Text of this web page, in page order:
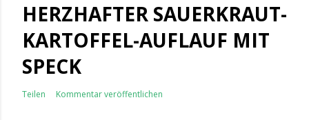
HERZHAFTER SAUERKRAUT-
KARTOFFEL-AUFLAUF MIT
SPECK
Teilen Kommentar veröffentlichen